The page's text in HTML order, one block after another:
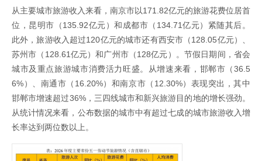
从主要城市旅游收入来看，南京市以171.82亿元的旅游花费位居首
位，昆明市（135.92亿元）和成都市（134.71亿元）紧随其后。
此外，旅游收入超过120亿元的城市还有西安市（128.05亿元）、
苏州市（128.61亿元）和广州市（128亿元）。节假日期间，省会
城市及重点旅游城市消费活力旺盛。从增速来看，邯郸市（36.5
6%）、南通市（16.20%）和南京市（12.30%）表现突出，其中
邯郸市增速超过36%，三四线城市和新兴旅游目的地的增长强劲。
从统计情况来看，公布数据的城市中有超过七成的城市旅游收入增
长率达到两位数以上。